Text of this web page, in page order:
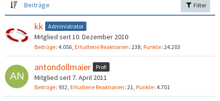
Beiträge Filter
kk Administrator
Mitglied seit 10. Dezember 2010
Beiträge 4.056 Erhaltene Reaktionen 238 Punkte 24.203
antondollmaier Profi
Mitglied seit 7. April 2011
Beiträge 932 Erhaltene Reaktionen 21 Punkte 4.701